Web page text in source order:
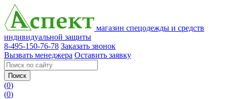
магазин спецодежды и средств
индивидуальной защиты
8-495-150-76-78 Заказать звонок
Вызвать менеджера Оставить заявку
Поиск
(0)
(0)